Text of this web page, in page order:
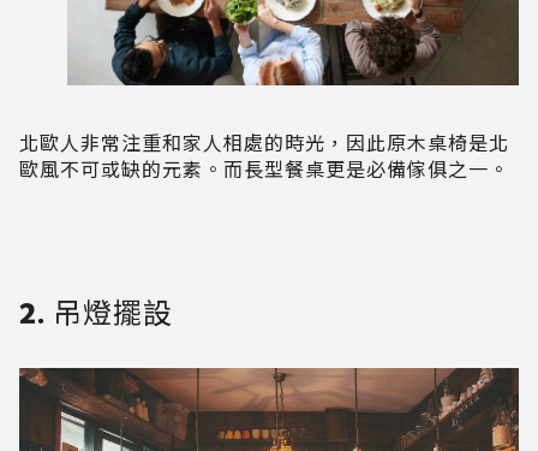
北歐人非常注重和家人相處的時光，因此原木桌椅是北
歐風不可或缺的元素。而長型餐桌更是必備傢俱之一。
2. 吊燈擺設